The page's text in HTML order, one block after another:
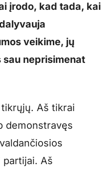
įrodo, kad tada, kai
veikime, jų
neprisimenat
Aš tikrai
demonstravęs
partijai. Aš